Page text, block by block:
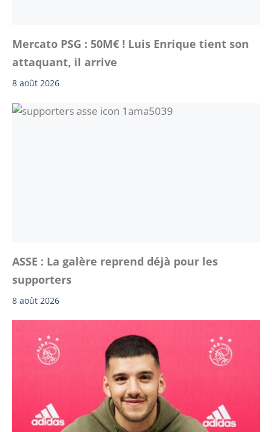
Mercato PSG : 50M€ ! Luis Enrique tient son
attaquant, il arrive
8 août 2026
ASSE : La galère reprend déjà pour les
supporters
8 août 2026